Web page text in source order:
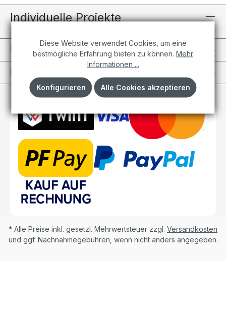
Individuelle Projekte
Informationen
Kundenkonto
* Alle Preise inkl. gesetzl. Mehrwertsteuer zzgl. Versandkosten
und ggf. Nachnahmegebühren, wenn nicht anders angegeben.
Diese Website verwendet Cookies, um eine
bestmögliche Erfahrung bieten zu können. Mehr
Informationen ...
Konfigurieren Alle Cookies akzeptieren